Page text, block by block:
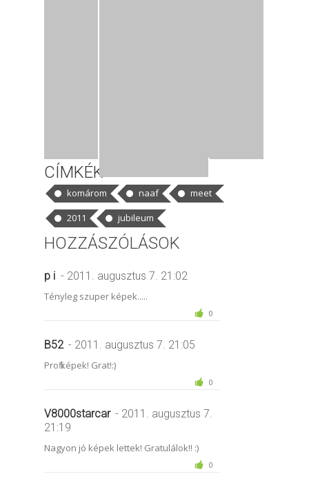
CÍMKÉK
komárom naaf
meet
2011
jubileum
HOZZÁSZÓLÁSOK
p i - 2011. augusztus 7. 21:02
Tényleg szuper képek.....
0
B52 - 2011. augusztus 7. 21:05
Profi képek! Grat!:)
0
V8000starcar - 2011. augusztus 7.
21:19
Nagyon jó képek lettek! Gratulálok!! :)
0